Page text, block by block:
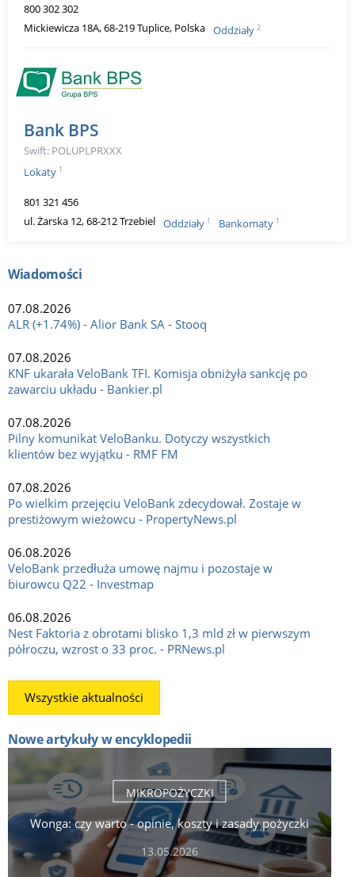
800 302 302
Mickiewicza 18A, 68-219 Tuplice, Polska Oddziały 2
Bank BPS
Swift: POLUPLPRXXX
Lokaty 1
801 321 456
ul. Żarska 12, 68-212 Trzebiel Oddziały 1 Bankomaty 1
Wiadomości
07.08.2026
ALR (+1.74%) - Alior Bank SA - Stooq
07.08.2026
KNF ukarała VeloBank TFI. Komisja obniżyła sankcję po
zawarciu układu - Bankier.pl
07.08.2026
Pilny komunikat VeloBanku. Dotyczy wszystkich
klientów bez wyjątku - RMF FM
07.08.2026
Po wielkim przejęciu VeloBank zdecydował. Zostaje w
prestiżowym wieżowcu - PropertyNews.pl
06.08.2026
VeloBank przedłuża umowę najmu i pozostaje w
biurowcu Q22 - Investmap
06.08.2026
Nest Faktoria z obrotami blisko 1,3 mld zł w pierwszym
półroczu, wzrost o 33 proc. - PRNews.pl
Wszystkie aktualności
Nowe artykuły w encyklopedii
MIKROPOŻYCZKI
Wonga: czy warto - opinie, koszty i zasady pożyczki
13.05.2026